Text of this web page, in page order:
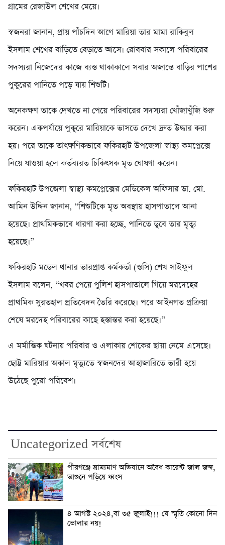
গ্রামের রেজাউল শেখের মেয়ে।
স্বজনরা জানান, প্রায় পাঁচদিন আগে মারিয়া তার মামা রাকিবুল
ইসলাম শেখের বাড়িতে বেড়াতে আসে। রোববার সকালে পরিবারের
সদস্যরা নিজেদের কাজে ব্যস্ত থাকাকালে সবার অজান্তে বাড়ির পাশের
পুকুরের পানিতে পড়ে যায় শিশুটি।
অনেকক্ষণ তাকে দেখতে না পেয়ে পরিবারের সদস্যরা খোঁজাখুঁজি শুরু
করেন। একপর্যায়ে পুকুরে মারিয়াকে ভাসতে দেখে দ্রুত উদ্ধার করা
হয়। পরে তাকে তাৎক্ষণিকভাবে ফকিরহাট উপজেলা স্বাস্থ্য কমপ্লেক্সে
নিয়ে যাওয়া হলে কর্তব্যরত চিকিৎসক মৃত ঘোষণা করেন।
ফকিরহাট উপজেলা স্বাস্থ্য কমপ্লেক্সের মেডিকেল অফিসার ডা. মো.
আমিন উদ্দিন জানান, “শিশুটিকে মৃত অবস্থায় হাসপাতালে আনা
হয়েছে। প্রাথমিকভাবে ধারণা করা হচ্ছে, পানিতে ডুবে তার মৃত্যু
হয়েছে।”
ফকিরহাট মডেল থানার ভারপ্রাপ্ত কর্মকর্তা (ওসি) শেখ সাইফুল
ইসলাম বলেন, “খবর পেয়ে পুলিশ হাসপাতালে গিয়ে মরদেহের
প্রাথমিক সুরতহাল প্রতিবেদন তৈরি করেছে। পরে আইনগত প্রক্রিয়া
শেষে মরদেহ পরিবারের কাছে হস্তান্তর করা হয়েছে।”
এ মর্মান্তিক ঘটনায় পরিবার ও এলাকায় শোকের ছায়া নেমে এসেছে।
ছোট্ট মারিয়ার অকাল মৃত্যুতে স্বজনদের আহাজারিতে ভারী হয়ে
উঠেছে পুরো পরিবেশ।
Uncategorized সর্বশেষ
পীরগঞ্জে ভ্রাম্যমাণ অভিযানে অবৈধ কারেন্ট জাল জব্দ,
আগুনে পড়িয়ে ধ্বংস
৪ আগস্ট ২০২৪,বা ৩৫ জুলাই!!! যে স্মৃতি কোনো দিন
ভোলার নয়!